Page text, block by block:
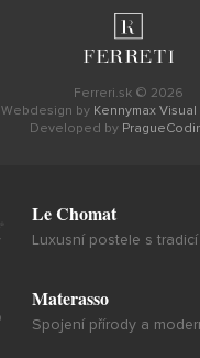
Ferreri.sk © 2026
Webdesign by Kennymax
Developed by
Le Chomat
Luxusní postele s
Materasso
Spojení přírody a